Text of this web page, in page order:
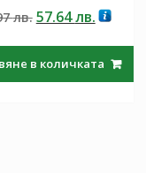
5.00
от 5
лв. Original
97.97 лв..
57.64лв.
57.64
в количката